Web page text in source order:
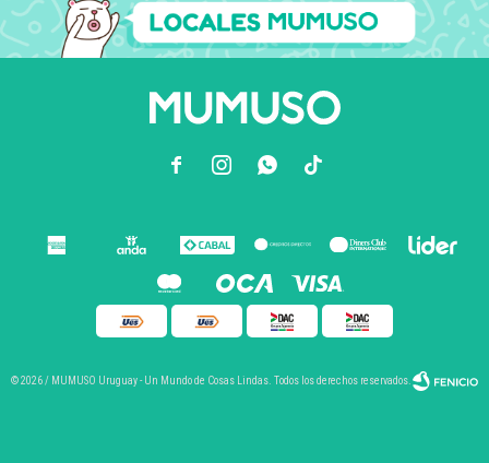
  
© 2026 / MUMUSO Uruguay - Un Mundo de Cosas Lindas. Todos los derechos reservados.